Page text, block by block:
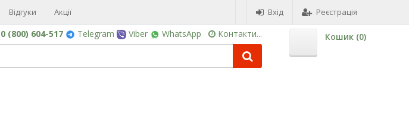
Відгуки Акції Вхід Реєстрація
0 (800) 604-517 Telegram Viber WhatsApp Контакти... Кошик (0)